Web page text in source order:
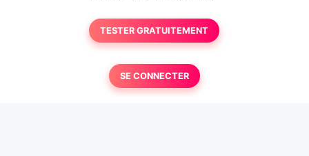
TESTER GRATUITEMENT
SE CONNECTER